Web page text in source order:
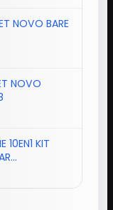
NOVO BARE
NOVO
10EN1 KIT